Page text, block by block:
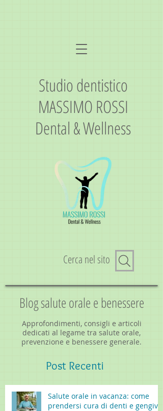
Studio dentistico
MASSIMO ROSSI
Dental & Wellness
Cerca nel sito
Blog salute orale e benessere
Approfondimenti, consigli e articoli
dedicati al legame tra salute orale,
prevenzione e benessere generale.
Post Recenti
Salute orale in vacanza: come
prendersi cura di denti e gengive